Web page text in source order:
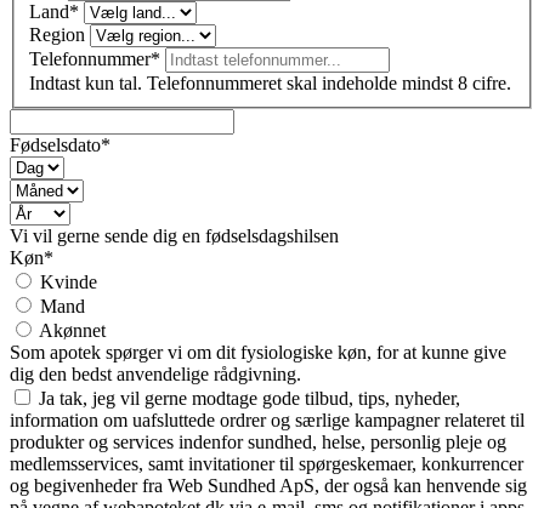
Land*
Region
Telefonnummer*
Indtast kun tal. Telefonnummeret skal indeholde mindst 8 cifre.
Fødselsdato*
Vi vil gerne sende dig en fødselsdagshilsen
Køn*
Kvinde
Mand
Akønnet
Som apotek spørger vi om dit fysiologiske køn, for at kunne give
dig den bedst anvendelige rådgivning.
Ja tak, jeg vil gerne modtage gode tilbud, tips, nyheder,
information om uafsluttede ordrer og særlige kampagner relateret til
produkter og services indenfor sundhed, helse, personlig pleje og
medlemsservices, samt invitationer til spørgeskemaer, konkurrencer
og begivenheder fra Web Sundhed ApS, der også kan henvende sig